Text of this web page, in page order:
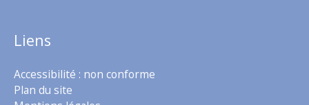
Liens
Accessibilité : non conforme
Plan du site